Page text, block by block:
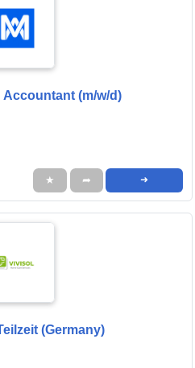
(m/w/d)
★ ➦ ➜
(Germany)